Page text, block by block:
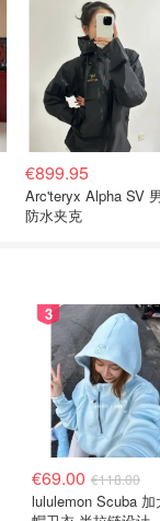
€899.95
Arc'teryx Alpha SV 男士
防水夹克
3
€69.00 €118.00
lululemon Scuba 加